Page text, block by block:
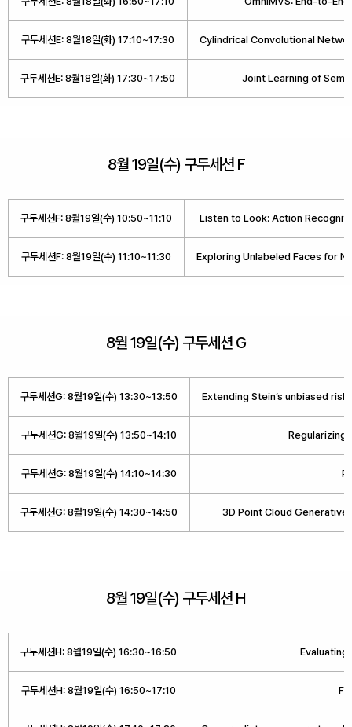
구두세션E: 8월18일(화) 17:10~17:30 Cylindrical Convolutional
구두세션E: 8월18일(화) 17:30~17:50 Joint Learning of
8월 19일(수) 구두세션 F
구두세션F: 8월19일(수) 10:50~11:10 Listen to Look: Action
구두세션F: 8월19일(수) 11:10~11:30 Exploring Unlabeled Faces for
8월 19일(수) 구두세션 G
구두세션G: 8월19일(수) 13:30~13:50 Extending Stein’s unbiased
구두세션G: 8월19일(수) 13:50~14:10 Regularizing
구두세션G: 8월19일(수) 14:10~14:30
구두세션G: 8월19일(수) 14:30~14:50 3D Point Cloud
8월 19일(수) 구두세션 H
구두세션H: 8월19일(수) 16:30~16:50
구두세션H: 8월19일(수) 16:50~17:10